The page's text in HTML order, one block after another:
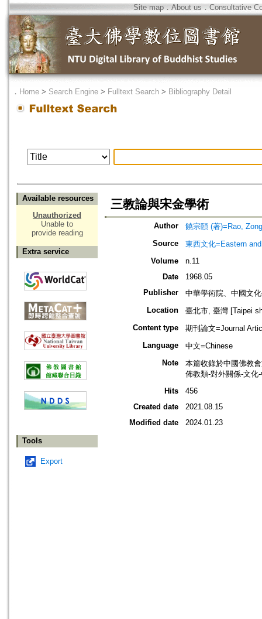
Site map．About us ． Consultative
． Home > Search Engine > Fulltext Search > Bibliography Detail
Available resources
Unauthorized
Unable to
provide reading
Extra service
Tools
Export
三教論與宋金學術
Author
饒宗頤 (著)=Rao,
Source
東西文化=Eastern
Volume
n.11
Date
1968.05
Publisher
中華學術院、中國文
Location
臺北市, 臺灣 [Taipei
Content type
期刊論文=Journal
Language
中文=Chinese
Note
本篇收錄於中國佛教
佈教類-對外關係-文化
Hits
456
Created date
2021.08.15
Modified date
2024.01.23